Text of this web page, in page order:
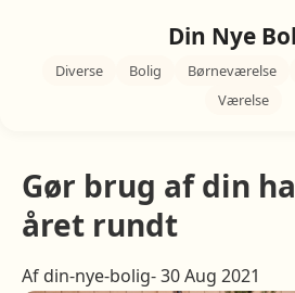
Din Nye
Diverse Bolig Børneværelse
Værelse
Gør brug af din
året rundt
Af din-nye-bolig- 30 Aug 2021